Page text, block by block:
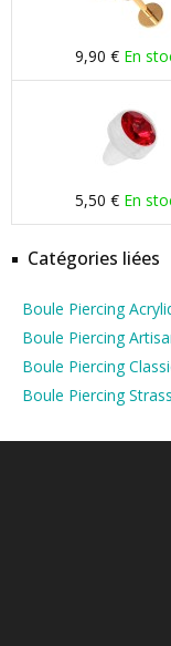
9,90 € En
5,50 € En
Catégories liées
Boule Piercing
Boule Piercing
Boule Piercing
Boule Piercing Strass